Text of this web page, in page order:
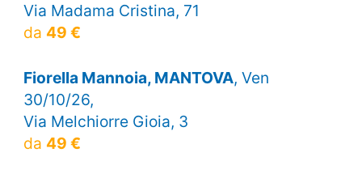
Via Madama Cristina, 71
da 49 €
Fiorella Mannoia, MANTOVA, Ven
30/10/26,
Via Melchiorre Gioia, 3
da 49 €